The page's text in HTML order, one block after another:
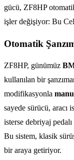
gücü, ZF8HP
işler değişiyor: Bu
Otomatik
ZF8HP, günümüz
kullanılan bir
modifikasyonla
sayede sürücü,
isterse debriyaj
Bu sistem, klasik
bir araya getiriyor.